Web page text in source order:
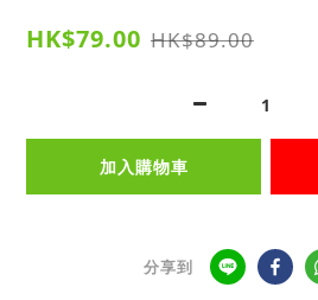
HK$79.00 HK$89.00
加入購物車
分享到